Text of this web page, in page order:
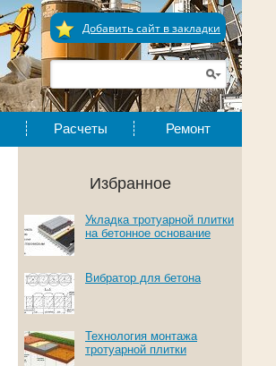
Добавить сайт в закладки
Расчеты Ремонт
Избранное
Укладка тротуарной плитки
на бетонное основание
Вибратор для бетона
Технология монтажа
тротуарной плитки